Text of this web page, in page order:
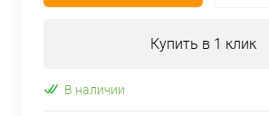
Купить в 1 клик
В наличии